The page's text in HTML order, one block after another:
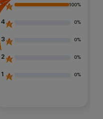
5 100%
4 0%
3 0%
2 0%
1 0%